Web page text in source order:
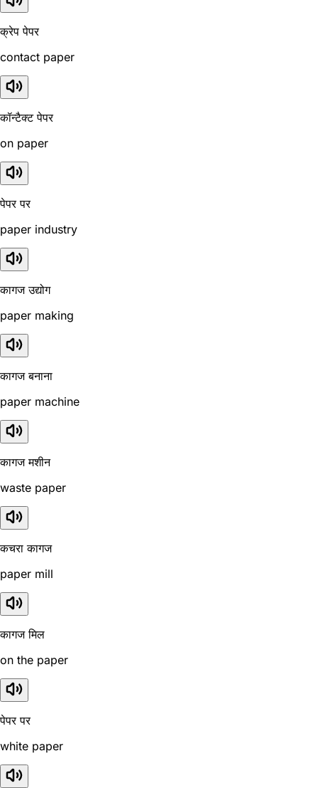
क्रेप पेपर
contact paper
कॉन्टैक्ट पेपर
on paper
पेपर पर
paper industry
कागज उद्योग
paper making
कागज बनाना
paper machine
कागज मशीन
waste paper
कचरा कागज
paper mill
कागज मिल
on the paper
पेपर पर
white paper